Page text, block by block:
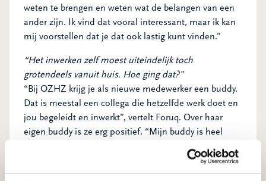
weten te brengen en weten wat de belangen van een
ander zijn. Ik vind dat vooral interessant, maar ik kan
mij voorstellen dat je dat ook lastig kunt vinden.”
“Het inwerken zelf moest uiteindelijk toch
grotendeels vanuit huis. Hoe ging dat?”
“Bij OZHZ krijg je als nieuwe medewerker een buddy.
Dat is meestal een collega die hetzelfde werk doet en
jou begeleidt en inwerkt”, vertelt Foruq. Over haar
eigen buddy is ze erg positief. “Mijn buddy is heel
ervaren en is echt een soort mentor voor mij nu.
Daarnaast krijg je als nieuwe medewerker ook wel een
ontheffing op het kantoorverbod.”